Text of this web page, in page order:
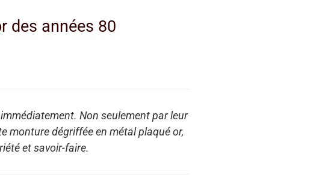
des années 80
Non seulement par leur
monture dégriffée en métal plaqué or,
et savoir-faire.